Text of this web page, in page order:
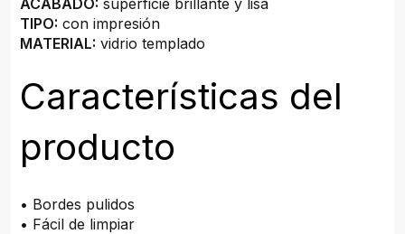
ACABADO: superficie brillante y lisa
TIPO: con impresión
MATERIAL: vidrio templado
Características del
producto
• Bordes pulidos
• Fácil de limpiar